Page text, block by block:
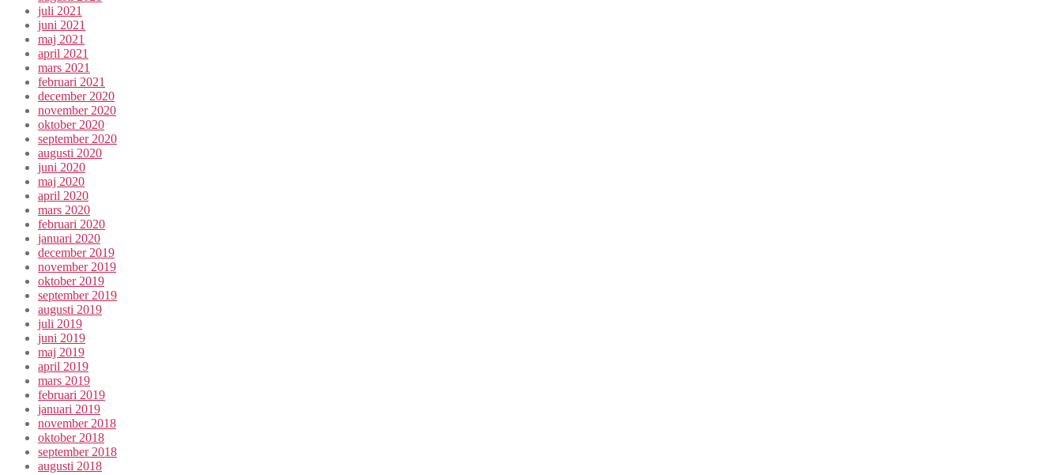
juli 2021
juni 2021
maj 2021
april 2021
mars 2021
februari 2021
december 2020
november 2020
oktober 2020
september 2020
augusti 2020
juni 2020
maj 2020
april 2020
mars 2020
februari 2020
januari 2020
december 2019
november 2019
oktober 2019
september 2019
augusti 2019
juli 2019
juni 2019
maj 2019
april 2019
mars 2019
februari 2019
januari 2019
november 2018
oktober 2018
september 2018
augusti 2018